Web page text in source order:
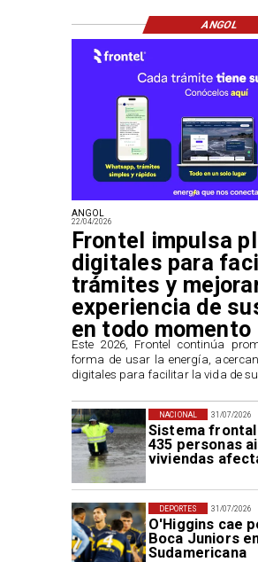
31/07/2026
Sistema frontal
435 personas
viviendas
NACIONAL
31/07/2026
O'Higgins cae
Boca Juniors
Sudamericana
DEPORTES
ANGOL
22/04/2026
Frontel impulsa
digitales para
trámites y
experiencia de
en todo momento
​Este 2026, Frontel continúa
forma de usar la energía,
digitales para facilitar la vida de
ANGOL